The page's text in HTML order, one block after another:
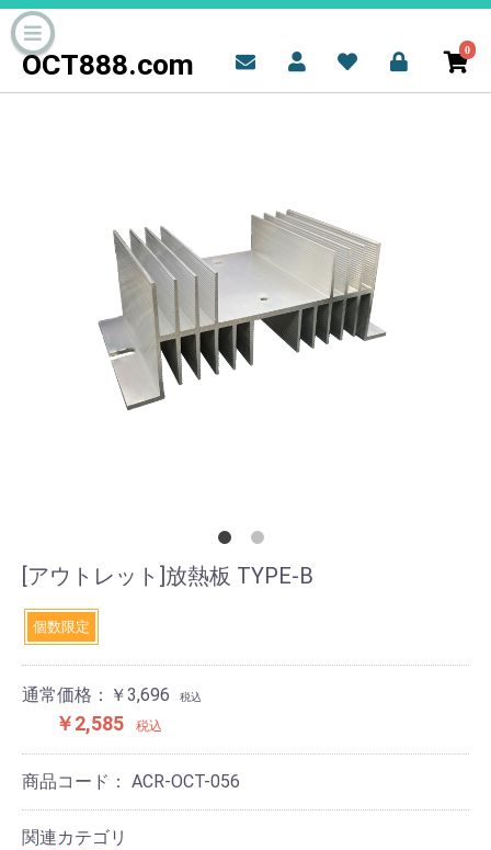
OCT888.com 0
[アウトレット]放熱板 TYPE-B
個数限定
通常価格：￥3,696 税込
￥2,585 税込
商品コード： ACR-OCT-056
関連カテゴリ